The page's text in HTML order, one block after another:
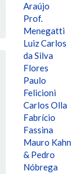
Araújo
Prof.
Menegatti
Luiz Carlos
da Silva
Flores
Paulo
Felicioni
Carlos Olla
Fabrício
Fassina
Mauro Kahn
& Pedro
Nóbrega